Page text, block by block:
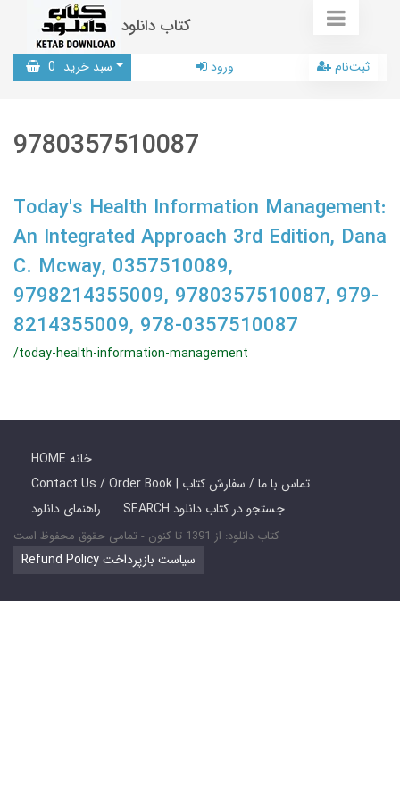
کتاب دانلود
سبد خرید 0 ورود ثبت‌نام
9780357510087
Today's Health Information Management:
An Integrated Approach 3rd Edition, Dana
C. Mcway, 0357510089,
9798214355009, 9780357510087, 979-
8214355009, 978-0357510087
/today-health-information-management
HOME خانه
Contact Us / Order Book | تماس با ما / سفارش کتاب
راهنمای دانلود
SEARCH جستجو در کتاب دانلود
کتاب دانلود: از 1391 تا کنون - تمامی حقوق محفوظ است
Refund Policy سیاست بازپرداخت